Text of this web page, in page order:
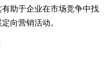
助于企业在市场竞争中找
向营销活动。